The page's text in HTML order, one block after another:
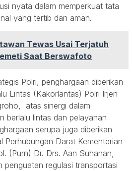
nyata dalam memperkuat tata
yang tertib dan aman.
Tewas Usai Terjatuh
Saat Berswafoto
Polri, penghargaan diberikan
Lintas (Kakorlantas) Polri Irjen
atas sinergi dalam
berlalu lintas dan pelayanan
serupa juga diberikan
Perhubungan Darat Kementerian
(Purn) Dr. Drs. Aan Suhanan,
penguatan regulasi transportasi